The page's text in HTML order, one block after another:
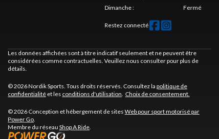
Dimanche: Fermé
Restez connecté
Les données affichées sont à titre indicatif seulement et ne peuvent être
considérées comme contractuelles. Veuillez nous consulter pour plus de
détails.
© 2026 Nordik Sports. Tous droits réservés. Consultez la politique de
confidentialité et les conditions d'utilisation. Choix de consentement.
© 2026 Conception et hébergement de sites Web pour sport motorisé par
Power Go.
Membre du réseau Shop A Ride.